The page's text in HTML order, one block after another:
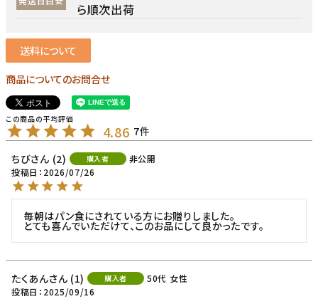
ら順次出荷
送料について
商品についてのお問合せ
4.86 7
ちび
2 購入者
非公開
投稿日
2026/07/26
毎朝はパン食にされている方にお贈りしました。
たくあん 1 購入者 50代 女性
投稿日
2025/09/16